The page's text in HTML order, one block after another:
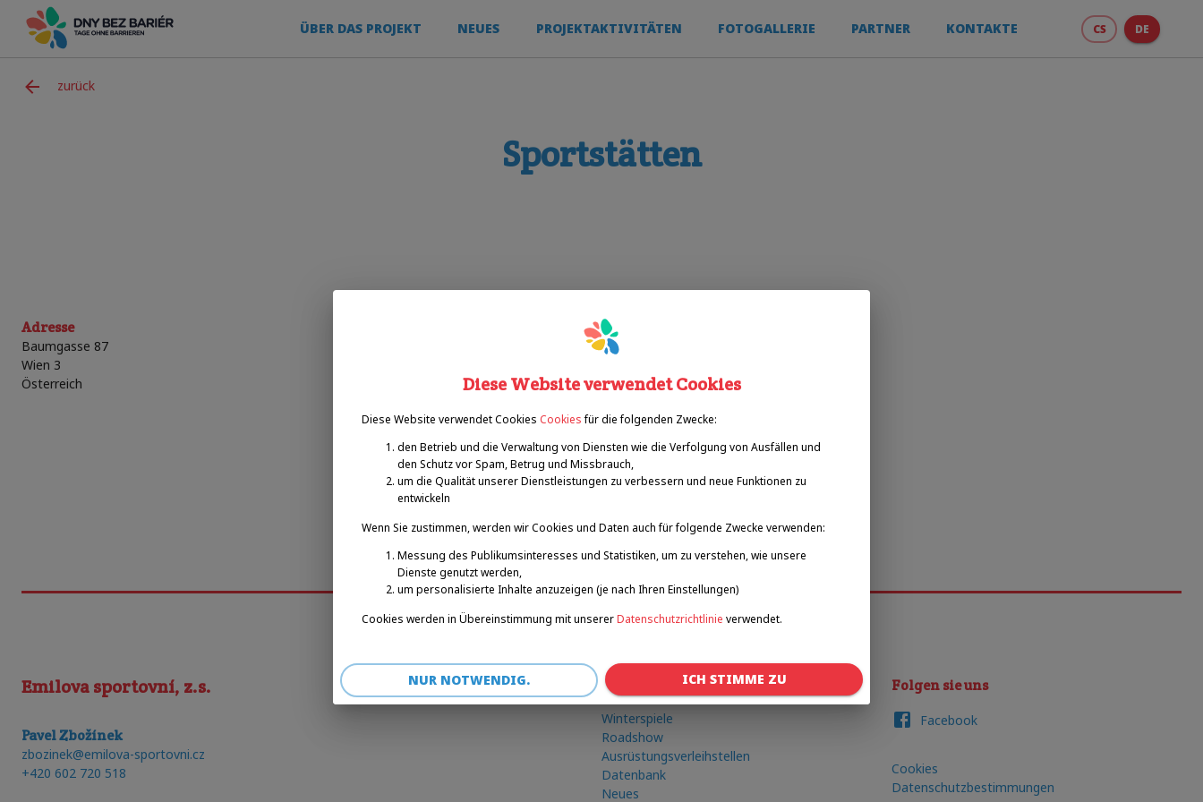
ÜBER DAS PROJEKT NEUES PROJEKTAKTIVITÄTEN FOTOGALLERIE PARTNER KONTAKTE CS DE
zurück
Sportstätten
Adresse
Baumgasse 87
Wien 3
Österreich
Emilova sportovní, z.s.
Pavel Zbožínek
zbozinek@emilova-sportovni.cz
+420 602 720 518
Verknüpfungen
Winterspiele
Roadshow
Ausrüstungsverleihstellen
Datenbank
Neues
Folgen sie uns
Facebook
Cookies
Datenschutzbestimmungen
Diese Website verwendet Cookies
Diese Website verwendet Cookies Cookies für die folgenden Zwecke:
den Betrieb und die Verwaltung von Diensten wie die Verfolgung von Ausfällen und
den Schutz vor Spam, Betrug und Missbrauch,
um die Qualität unserer Dienstleistungen zu verbessern und neue Funktionen zu
entwickeln
Wenn Sie zustimmen, werden wir Cookies und Daten auch für folgende Zwecke verwenden:
Messung des Publikumsinteresses und Statistiken, um zu verstehen, wie unsere
Dienste genutzt werden,
um personalisierte Inhalte anzuzeigen (je nach Ihren Einstellungen)
Cookies werden in Übereinstimmung mit unsererDatenschutzrichtlinie verwendet.
NUR NOTWENDIG. ICH STIMME ZU